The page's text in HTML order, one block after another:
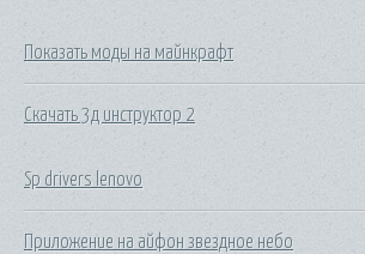
Показать моды на майнкрафт
Скачать 3д инструктор 2
Sp drivers lenovo
Приложение на айфон звездное небо